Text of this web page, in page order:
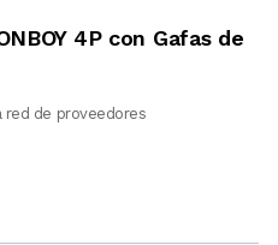
4P con Gafas de
de proveedores